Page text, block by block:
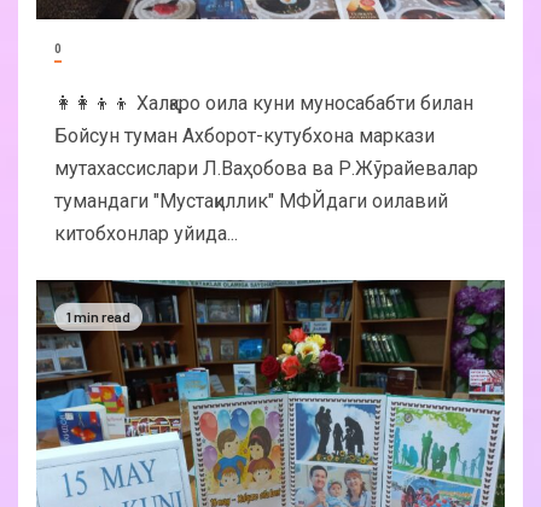
0
👩‍👩‍👦‍👦 Халқаро оила куни муносабабти билан
Бойсун туман Ахборот-кутубхона маркази
мутахассислари Л.Ваҳобова ва Р.Жўрайевалар
тумандаги "Мустақиллик" МФЙдаги оилавий
китобхонлар уйида...
1 min read